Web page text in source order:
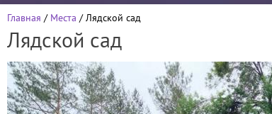
Главная / Места / Лядской сад
Лядской сад